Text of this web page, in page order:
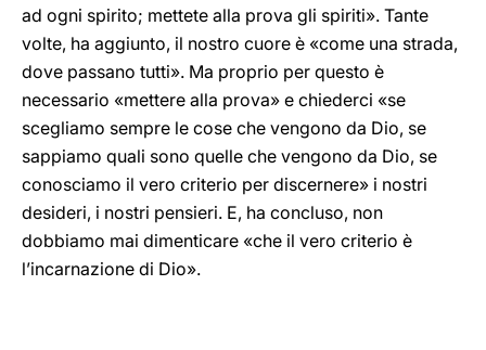
ad ogni spirito; mettete alla prova gli spiriti». Tante
volte, ha aggiunto, il nostro cuore è «come una strada,
dove passano tutti». Ma proprio per questo è
necessario «mettere alla prova» e chiederci «se
scegliamo sempre le cose che vengono da Dio, se
sappiamo quali sono quelle che vengono da Dio, se
conosciamo il vero criterio per discernere» i nostri
desideri, i nostri pensieri. E, ha concluso, non
dobbiamo mai dimenticare «che il vero criterio è
l’incarnazione di Dio».